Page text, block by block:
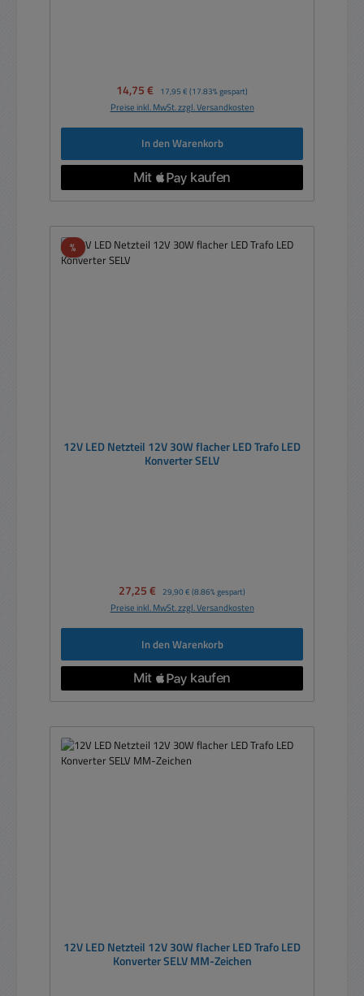
Verkaufspreis:
14,75 € Regulärer Preis:
17,95 € (17.83% gespart)
Preise inkl. MwSt. zzgl. Versandkosten
In den Warenkorb
%Rabatt
12V LED Netzteil 12V 30W flacher LED Trafo LED
Konverter SELV
Verkaufspreis:
27,25 € Regulärer Preis:
29,90 € (8.86% gespart)
Preise inkl. MwSt. zzgl. Versandkosten
In den Warenkorb
12V LED Netzteil 12V 30W flacher LED Trafo LED
Konverter SELV MM-Zeichen